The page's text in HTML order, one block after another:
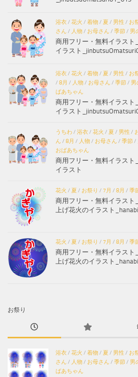
浴衣/ 花火 / 着物/ 夏 / 男性 / お
さん / 人物/ お母さん / 季節/ 男
商用フリー・無料イラス
イラスト
浴衣/ 花火 / 着物/ 夏 / 男性 / お
/ 8月 / 人物/ お母さん / 季節/ 男
ばあちゃん
商用フリー・無料イラス
イラスト
うちわ/ 浴衣/ 花火 / 夏 / 男性 /
ん / 8月 / 人物/ お母さん / 季節/
おばあちゃん
商用フリー・無料イラス
イラスト
花火 / 夏 / お祭り / 7月 / 8月 / 季
商用フリー・無料イラスト
上げ花火のイラスト
花火 / 夏 / お祭り / 7月 / 8月 / 季
商用フリー・無料イラスト
上げ花火のイラスト
お祭り
浴衣/ 花火 / 着物/ 夏 / 男性 / お
さん / 人物/ お母さん / 季節/ 男
ばあちゃん